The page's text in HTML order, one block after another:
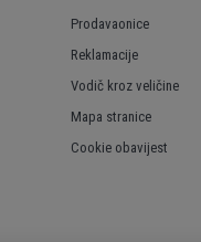
Prodavaonice
Reklamacije
Vodič kroz veličine
Mapa stranice
Cookie obavijest